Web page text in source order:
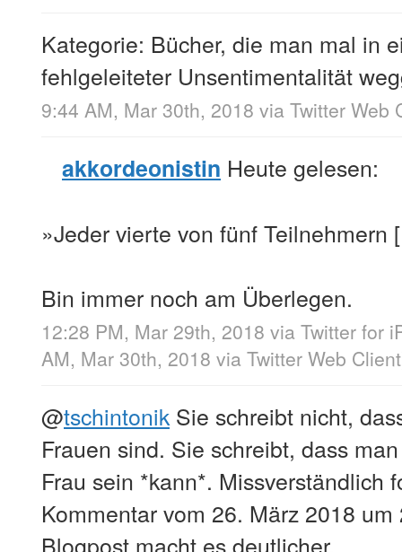
Kategorie: Bücher, die man mal in
fehlgeleiteter Unsentimentalität
9:44 AM, Mar 30th, 2018 via Twitter Web
akkordeonistin Heute gelesen:
»Jeder vierte von fünf
Bin immer noch am Überlegen.
12:28 PM, Mar 29th, 2018 via Twitter for
AM, Mar 30th, 2018 via Twitter Web Client
@tschintonik Sie schreibt nicht,
Frauen sind. Sie schreibt, dass
Frau sein *kann*. Missverständlich
Kommentar vom 26. März 2018
Blogpost macht es deutlicher.